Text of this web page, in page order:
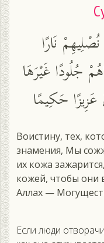
نَارًا
جُلُودًا غَيْرَهَا
حَكِيمًا
Воистину, тех,
знамения, Мы
их кожа
кожей, чтобы они
Аллах —
Если люди